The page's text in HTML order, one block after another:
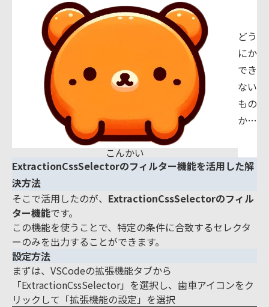
こんかい
どう
にか
でき
ない
もの
か…
ExtractionCssSelectorのフィルター機能を活用した解
決方法
そこで活用したのが、 ExtractionCssSelectorのフィル
ター機能です。
この機能を使うことで、特定の条件に合致するセレクタ
ーのみを出力することができます。
設定方法
まずは、VSCodeの拡張機能タブから
「ExtractionCssSelector」を選択し、歯車アイコンをク
リックして「拡張機能の設定」を選択